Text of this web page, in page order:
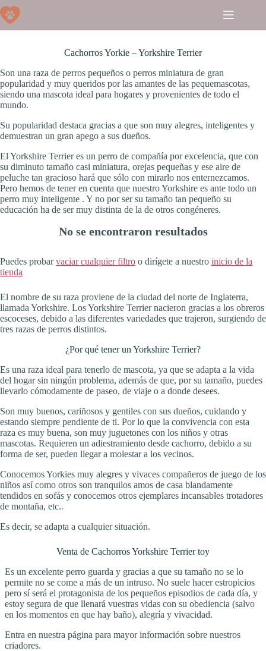
Saltar
al
contenido
Cachorros Yorkie – Yorkshire Terrier
Son una raza de perros pequeños o perros miniatura de gran
popularidad y muy queridos por las amantes de las pequemascotas,
siendo una mascota ideal para hogares y provenientes de todo el
mundo.
Su popularidad destaca gracias a que son muy alegres, inteligentes y
demuestran un gran apego a sus dueños.
El Yorkshire Terrier es un perro de compañía por excelencia, que con
su diminuto tamaño casi miniatura, orejas pequeñas y ese aire de
peluche tan gracioso hará que sólo con mirarlo nos enternezcamos.
Pero hemos de tener en cuenta que nuestro Yorkshire es ante todo un
perro muy inteligente . Y no por ser su tamaño tan pequeño su
educación ha de ser muy distinta de la de otros congéneres.
No se encontraron resultados
Puedes probarvaciar cualquier filtro o dirígete a nuestro inicio de la
tienda
El nombre de su raza proviene de la ciudad del norte de Inglaterra,
llamada Yorkshire. Los Yorkshire Terrier nacieron gracias a los obreros
escoceses, debido a las diferentes variedades que trajeron, surgiendo de
tres razas de perros distintos.
¿Por qué tener un Yorkshire Terrier?
Es una raza ideal para tenerlo de mascota, ya que se adapta a la vida
del hogar sin ningún problema, además de que, por su tamaño, puedes
llevarlo cómodamente de paseo, de viaje o a donde desees.
Son muy buenos, cariñosos y gentiles con sus dueños, cuidando y
estando siempre pendiente de ti. Por lo que la convivencia con esta
raza es muy buena, son muy juguetones con los niños y otras
mascotas. Requieren un adiestramiento desde cachorro, debido a su
forma de ser, pueden llegar a molestar a los vecinos.
Conocemos Yorkies muy alegres y vivaces compañeros de juego de los
niños así como otros son tranquilos amos de casa blandamente
tendidos en sofás y conocemos otros ejemplares incansables trotadores
de montaña, etc..
Es decir, se adapta a cualquier situación.
Venta de Cachorros Yorkshire Terrier toy
Es un excelente perro guarda y gracias a que su tamaño no se lo
permite no se come a más de un intruso. No suele hacer estropicios
pero sí será el protagonista de los pequeños episodios de cada día, y
estoy segura de que llenará vuestras vidas con su obediencia (salvo
en los momentos en que hay baño), alegría y vivacidad.
Entra en nuestra página para mayor información sobre nuestros
criadores.